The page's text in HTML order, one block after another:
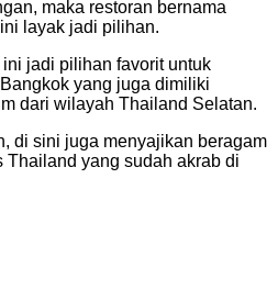
maka restoran bernama
layak jadi pilihan.
jadi pilihan favorit untuk
yang juga dimiliki
dari wilayah Thailand Selatan.
di sini juga menyajikan beragam
yang sudah akrab di